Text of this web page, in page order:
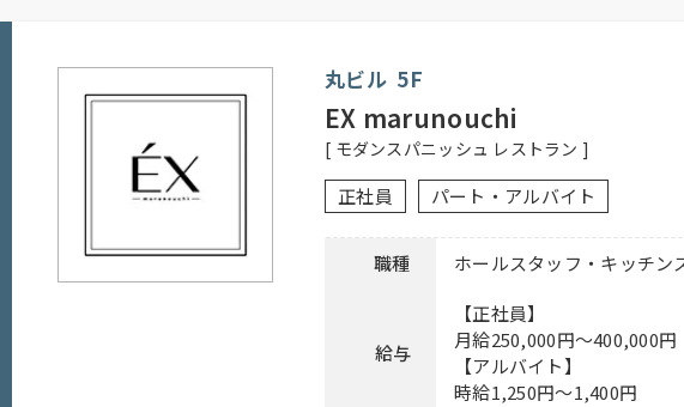
応募資格
【正社員】
シフト制、週休2日、経験者優遇、未経験者可
【アルバイト】シフト制、1日5時間以上、週3日程度勤務
経験者優遇、未経験者可
待遇
社員の登用有り、昇給有り、賞与有り、深夜手当有り、社
応募方法
電話連絡後、履歴書持参のうえ、ご来店ください。
丸ビル 5F
EX marunouchi
[ モダンスパニッシュ レストラン ]
正社員 パート・アルバイト
職種 ホールスタッフ・キッチン
給与
【正社員】
月給250,000円～400,000円
【アルバイト】
時給1,250円～1,400円